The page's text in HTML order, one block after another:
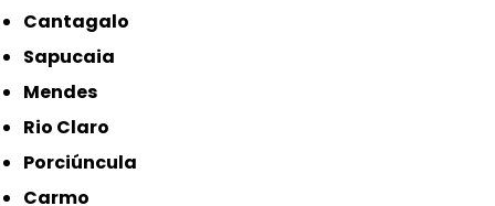
Cantagalo
Sapucaia
Mendes
Rio Claro
Porciúncula
Carmo